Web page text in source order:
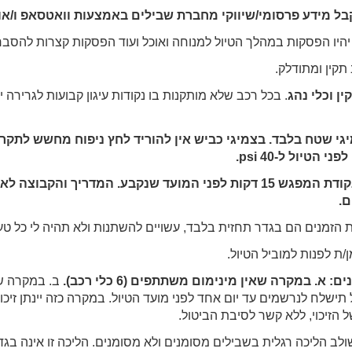
מידע פרסומי/שיווקי מחברת שבילים באמצעות וואטסאפ ו/
הפסקות במהלך הטיול למנוחה ואוכל ועוד הפסקות קצרות
ומתודלק.
וכלי נהג. בכל רכב שלא מותקנות בו נקודות עיגון קבועות
שטח בלבד. בצמיגי כביש אין להוריד לחץ ניפוח מחשש
הגעה לטיול: מומלץ להגיע לנקודת המפגש 15 דקות לפני המועד שנקבע.
הזמנים הם בגדר תחזית בלבד, עשויים להשתנות ולא תהיה לי כל
ת לפנות למוביל הטיול.
במקרה שאין מינימום משתתפים (6 כלי רכב).
ב. במקרה
תישלח לנרשמים עד יום אחד לפני מועד הטיול. במקרה כזה יינתן
ללא קשר לסיבת הביטול.
הליכה רגלית בשבילים מסומנים ולא מסומנים. הליכה זו אינה